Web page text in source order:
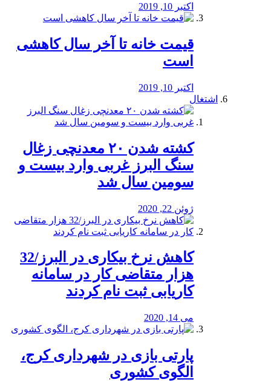
اکتبر 10, 2019
قیمت خانه تا آخر سال کاهشی
است
اکتبر 10, 2019
اشتغال
کشته شدن ۲۰ معدنچی زغال
سنگ البرز غربی وارد بیست و
سومین سال شد
ژوئن 22, 2020
کاهش نرخ بیکاری در البرز/32
هزار متقاضی کار در سامانه
کاریابی ثبت نام کردند
می 14, 2020
پارتی بازی در شهرداری کرج،
الگوی کشوری